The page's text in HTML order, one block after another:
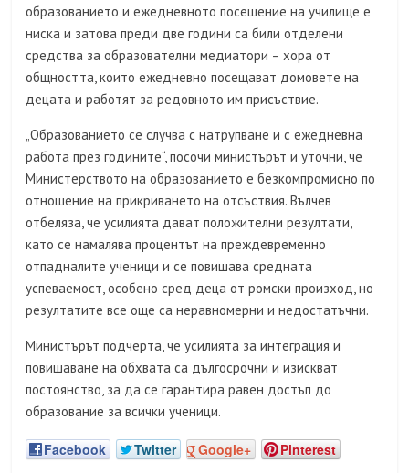
образованието и ежедневното посещение на училище е
ниска и затова преди две години са били отделени
средства за образователни медиатори – хора от
общността, които ежедневно посещават домовете на
децата и работят за редовното им присъствие.
„Образованието се случва с натрупване и с ежедневна
работа през годините“, посочи министърът и уточни, че
Министерството на образованието е безкомпромисно по
отношение на прикриването на отсъствия. Вълчев
отбеляза, че усилията дават положителни резултати,
като се намалява процентът на преждевременно
отпадналите ученици и се повишава средната
успеваемост, особено сред деца от ромски произход, но
резултатите все още са неравномерни и недостатъчни.
Министърът подчерта, че усилията за интеграция и
повишаване на обхвата са дългосрочни и изискват
постоянство, за да се гарантира равен достъп до
образование за всички ученици.
Facebook Twitter Google+ Pinterest